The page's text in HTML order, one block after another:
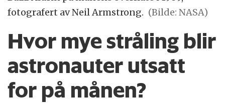
fotografert av Neil Armstrong. (Bilde: NASA)
Hvor mye stråling blir
astronauter utsatt
for på månen?